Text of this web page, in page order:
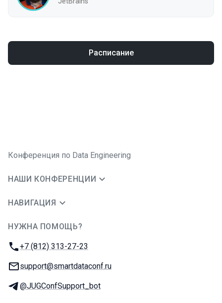
Расписание
Конференция по Data Engineering
НАШИ КОНФЕРЕНЦИИ
НАВИГАЦИЯ
НУЖНА ПОМОЩЬ?
Телефон:
+7 (812) 313-27-23
E-mail:
support@smartdataconf.ru
Телеграм:
@JUGConfSupport_bot